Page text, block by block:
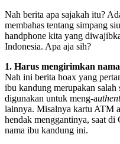
Nah berita apa sajakah itu?
membahas tentang simpang
handphone kita yang
Indonesia. Apa aja sih?
1. Harus mengirimkan
Nah ini berita hoax yang
ibu kandung merupakan salah
digunakan untuk meng-a
lainnya. Misalnya kartu ATM
hendak menggantinya, saat di
nama ibu kandung ini.